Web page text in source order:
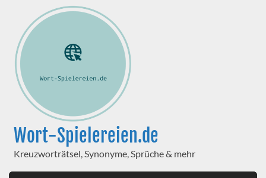
Wort-Spielereien.de
Kreuzworträtsel, Synonyme, Sprüche & mehr